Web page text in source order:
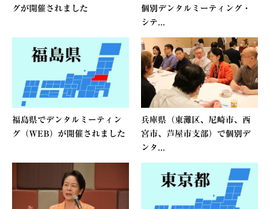
グが開催されました
個別デンタルミーティング・
シテ...
福島県でデンタルミーティン
グ（WEB）が開催されました
兵庫県（東灘区、尼崎市、西
宮市、芦屋市支部）で個別デ
ンタ...